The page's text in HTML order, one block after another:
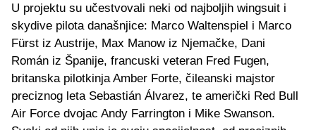
U projektu su učestvovali neki od najboljih wingsuit i
skydive pilota današnjice: Marco Waltenspiel i Marco
Fürst iz Austrije, Max Manow iz Njemačke, Dani
Román iz Španije, francuski veteran Fred Fugen,
britanska pilotkinja Amber Forte, čileanski majstor
preciznog leta Sebastián Álvarez, te američki Red Bull
Air Force dvojac Andy Farrington i Mike Swanson.